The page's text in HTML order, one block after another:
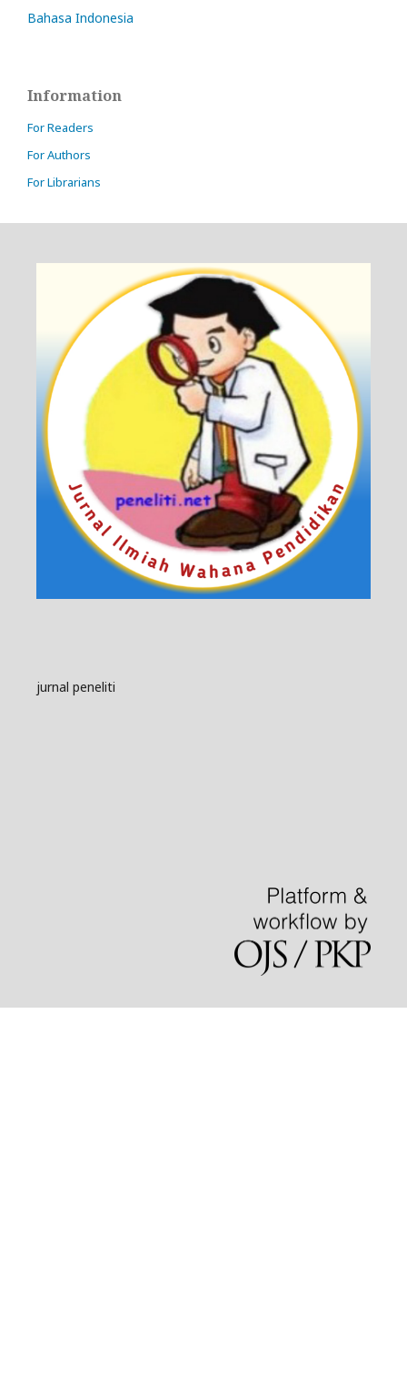
Bahasa Indonesia
Information
For Readers
For Authors
For Librarians
jurnal peneliti